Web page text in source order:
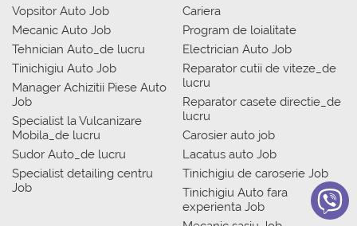
Vopsitor Auto Job
Mecanic Auto Job
Tehnician Auto_de lucru
Tinichigiu Auto Job
Manager Achizitii Piese Auto
Job
Specialist la Vulcanizare
Mobila_de lucru
Sudor Auto_de lucru
Specialist detailing centru
Job
Cariera
Program de loialitate
Electrician Auto Job
Reparator cutii de viteze_de
lucru
Reparator casete directie_de
lucru
Carosier auto job
Lacatus auto Job
Tinichigiu de caroserie Job
Tinichigiu Auto fara
experienta Job